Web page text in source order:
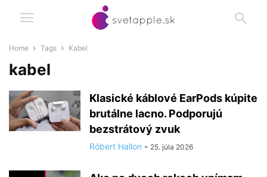
Home Tags Kabel
kabel
Klasické káblové EarPods kúpite
brutálne lacno. Podporujú
bezstrátový zvuk
Róbert Hallon - 25. júla 2026